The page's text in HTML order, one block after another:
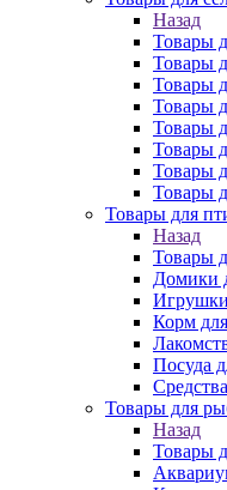
Назад
Товары
Товары
Товары
Товары
Товары
Товары
Товары
Товары
Товары для
Назад
Товары
Домики
Корм
Посуда
Товары для
Назад
Товары